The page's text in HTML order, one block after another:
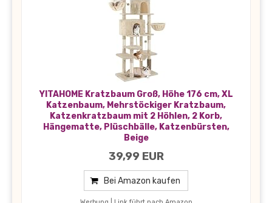
YITAHOME Kratzbaum Groß, Höhe 176 cm, XL
Katzenbaum, Mehrstöckiger Kratzbaum,
Katzenkratzbaum mit 2 Höhlen, 2 Korb,
Hängematte, Plüschbälle, Katzenbürsten,
Beige
39,99 EUR
Bei Amazon kaufen